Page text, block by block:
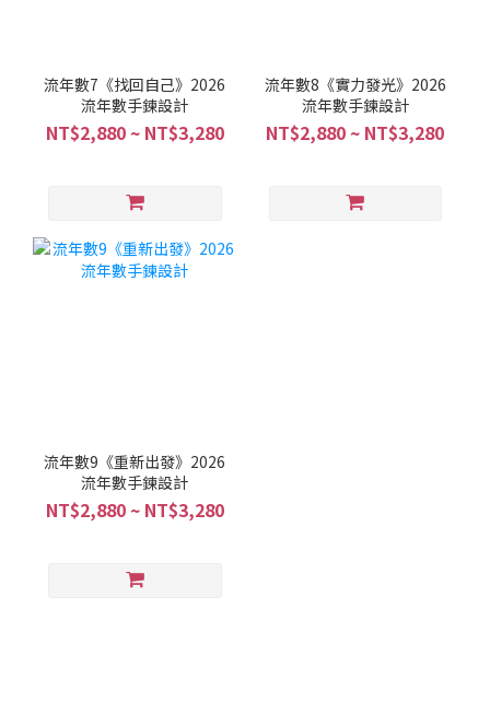
流年數7《找回自己》2026
流年數手鍊設計
NT$2,880 ~ NT$3,280
流年數8《實力發光》2026
流年數手鍊設計
NT$2,880 ~ NT$3,280
流年數9《重新出發》2026
流年數手鍊設計
NT$2,880 ~ NT$3,280